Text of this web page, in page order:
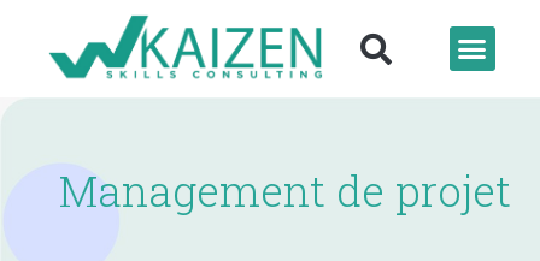
Management de projet